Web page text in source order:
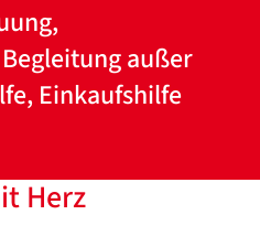
außer
Einkaufshilfe
Herz